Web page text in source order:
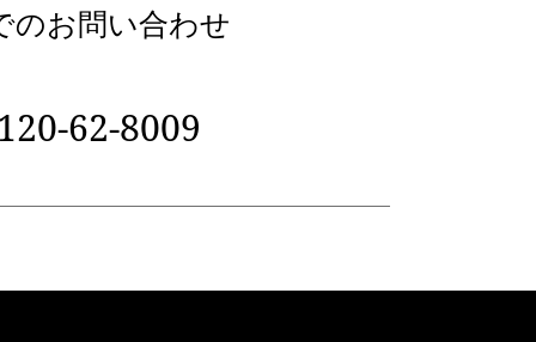
のお問い合わせ
62-8009